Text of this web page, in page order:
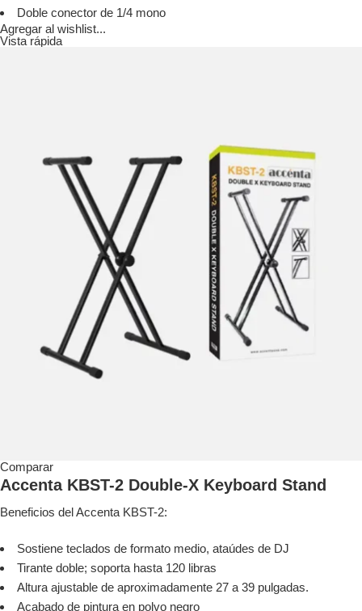
Doble conector de 1/4 mono
Agregar al wishlist...
Vista rápida
Comparar
Accenta KBST-2 Double-X Keyboard Stand
Beneficios del Accenta KBST-2:
Sostiene teclados de formato medio, ataúdes de DJ
Tirante doble; soporta hasta 120 libras
Altura ajustable de aproximadamente 27 a 39 pulgadas.
Acabado de pintura en polvo negro